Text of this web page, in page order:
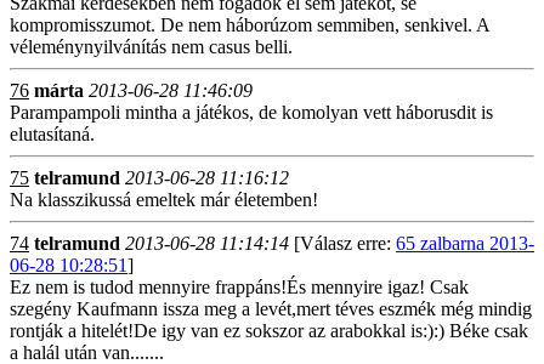
kompromisszumot. De nem háborúzom semmiben, senkivel. A
véleménynyilvánítás nem casus belli.
76 márta 2013-06-28 11:46:09
Parampampoli mintha a játékos, de komolyan vett háborusdit is
elutasítaná.
75 telramund 2013-06-28 11:16:12
Na klasszikussá emeltek már életemben!
74 telramund 2013-06-28 11:14:14 [Válasz erre: 65 zalbarna 2013-
06-28 10:28:51]
Ez nem is tudod mennyire frappáns!És mennyire igaz! Csak
szegény Kaufmann issza meg a levét,mert téves eszmék még mindig
rontják a hitelét!De igy van ez sokszor az arabokkal is:):) Béke csak
a halál után van.......